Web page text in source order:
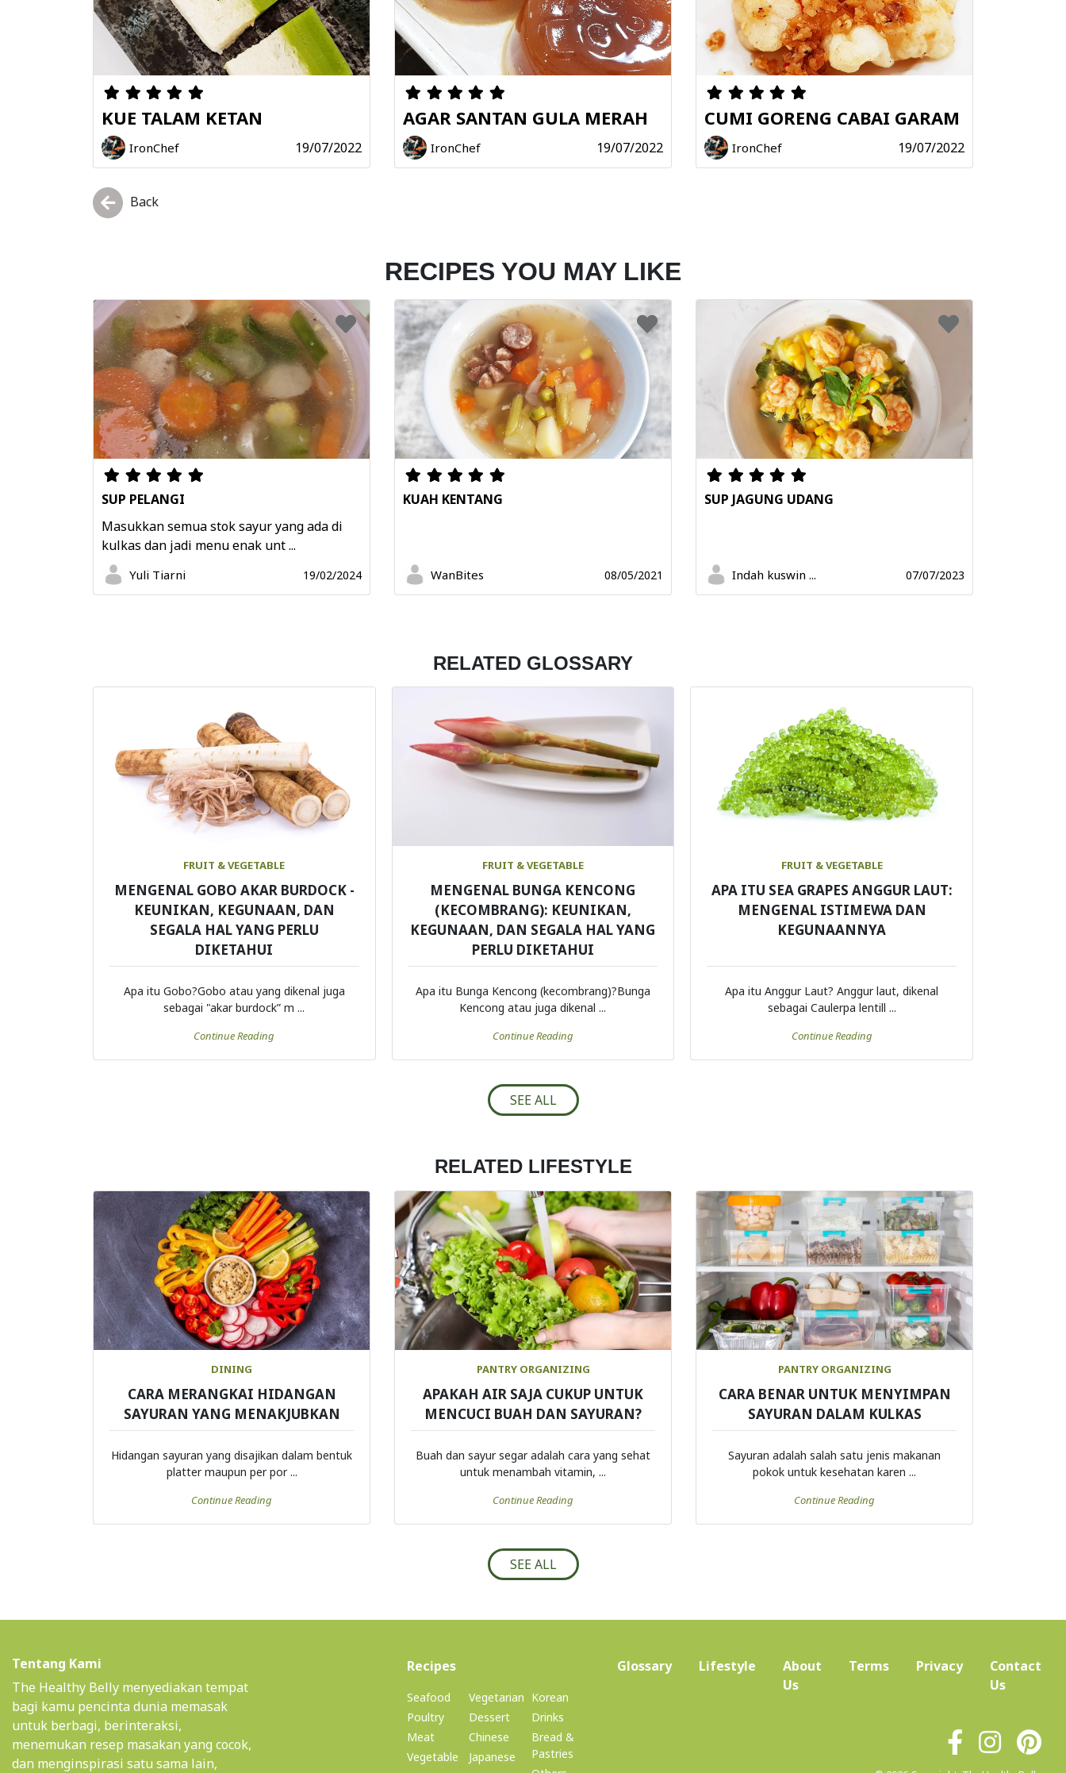
KUE TALAM KETAN
IronChef 19/07/2022
AGAR SANTAN GULA MERAH
IronChef 19/07/2022
CUMI GORENG CABAI GARAM
IronChef 19/07/2022
Back
RECIPES YOU MAY LIKE
SUP PELANGI
Masukkan semua stok sayur yang ada di
kulkas dan jadi menu enak unt ...
Yuli Tiarni 19/02/2024
KUAH KENTANG
WanBites 08/05/2021
SUP JAGUNG UDANG
Indah kuswin ... 07/07/2023
RELATED GLOSSARY
FRUIT & VEGETABLE
MENGENAL GOBO AKAR BURDOCK -
KEUNIKAN, KEGUNAAN, DAN
SEGALA HAL YANG PERLU
DIKETAHUI
Apa itu Gobo?Gobo atau yang dikenal juga
sebagai "akar burdock” m ...
Continue Reading
FRUIT & VEGETABLE
MENGENAL BUNGA KENCONG
(KECOMBRANG): KEUNIKAN,
KEGUNAAN, DAN SEGALA HAL YANG
PERLU DIKETAHUI
Apa itu Bunga Kencong (kecombrang)?Bunga
Kencong atau juga dikenal ...
Continue Reading
FRUIT & VEGETABLE
APA ITU SEA GRAPES ANGGUR LAUT:
MENGENAL ISTIMEWA DAN
KEGUNAANNYA
Apa itu Anggur Laut? Anggur laut, dikenal
sebagai Caulerpa lentill ...
Continue Reading
SEE ALL
RELATED LIFESTYLE
DINING
CARA MERANGKAI HIDANGAN
SAYURAN YANG MENAKJUBKAN
Hidangan sayuran yang disajikan dalam bentuk
platter maupun per por ...
Continue Reading
PANTRY ORGANIZING
APAKAH AIR SAJA CUKUP UNTUK
MENCUCI BUAH DAN SAYURAN?
Buah dan sayur segar adalah cara yang sehat
untuk menambah vitamin, ...
Continue Reading
PANTRY ORGANIZING
CARA BENAR UNTUK MENYIMPAN
SAYURAN DALAM KULKAS
Sayuran adalah salah satu jenis makanan
pokok untuk kesehatan karen ...
Continue Reading
SEE ALL
Tentang Kami
The Healthy Belly menyediakan tempat
bagi kamu pencinta dunia memasak
untuk berbagi, berinteraksi,
menemukan resep masakan yang cocok,
dan menginspirasi satu sama lain,
Recipes(current)
Seafood
Poultry
Meat
Vegetable
Vegetarian
Dessert
Chinese
Japanese
Korean
Drinks
Bread &
Pastries
Glossary Lifestyle
About
Us(current)
Terms Privacy
Contact
Us